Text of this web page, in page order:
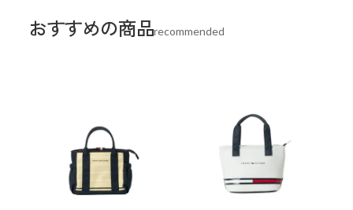
おすすめの商品recommended